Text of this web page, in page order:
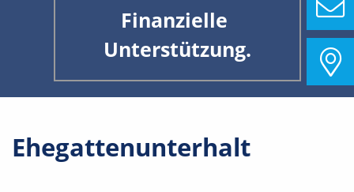
Finanzielle
Unterstützung.
Ehegattenunterhalt